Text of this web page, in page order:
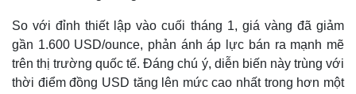
So với đỉnh thiết lập vào cuối tháng 1, giá vàng đã giảm
gần 1.600 USD/ounce, phản ánh áp lực bán ra mạnh mẽ
trên thị trường quốc tế. Đáng chú ý, diễn biến này trùng với
thời điểm đồng USD tăng lên mức cao nhất trong hơn một